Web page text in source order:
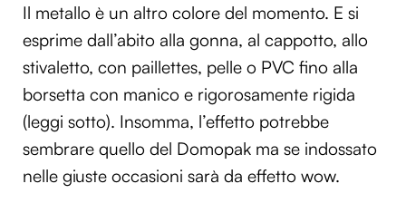
Il metallo è un altro colore del momento. E si
esprime dall’abito alla gonna, al cappotto, allo
stivaletto, con paillettes, pelle o PVC fino alla
borsetta con manico e rigorosamente rigida
(leggi sotto). Insomma, l’effetto potrebbe
sembrare quello del Domopak ma se indossato
nelle giuste occasioni sarà da effetto wow.